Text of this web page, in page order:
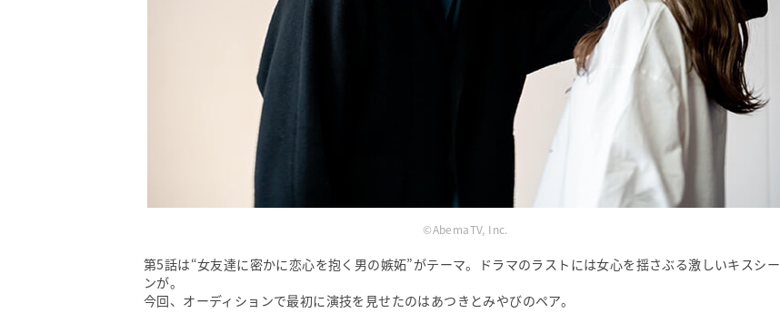
©AbemaTV, Inc.
第5話は“女友達に密かに恋心を抱く男の嫉妬”がテーマ。ドラマのラストには女心を揺さぶる激しいキスシー
ンが。
今回、オーディションで最初に演技を見せたのはあつきとみやびのペア。